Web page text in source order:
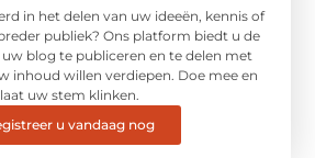
in het delen van uw ideeën, kennis of
publiek? Ons platform biedt u de
blog te publiceren en te delen met
inhoud willen verdiepen. Doe mee en
laat uw stem klinken.
u vandaag nog